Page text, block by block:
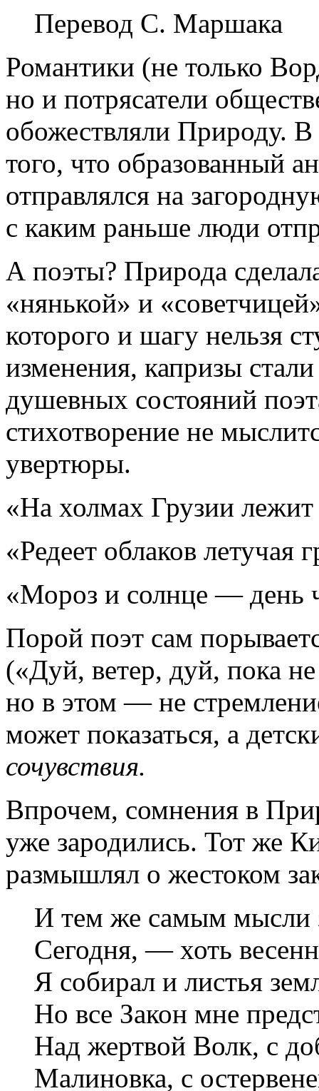
Перевод С. Маршака
Романтики (не только
но и потрясатели
обожествляли Природу.
того, что образованный
отправлялся на
с каким раньше люди
А поэты? Природа
«нянькой» и
которого и шагу нельзя
изменения, капризы
душевных состояний
стихотворение не
увертюры.
«На холмах Грузии
«Редеет облаков летучая
«Мороз и солнце — день
Порой поэт сам
(«Дуй, ветер, дуй, пока
но в этом — не
может показаться, а
сочувствия.
Впрочем, сомнения в
уже зародились. Тот же
размышлял о жестоком
И тем же самым мысли
Сегодня, — хоть
Я собирал и листья
Но все Закон мне
Над жертвой Волк, с
Малиновка, с